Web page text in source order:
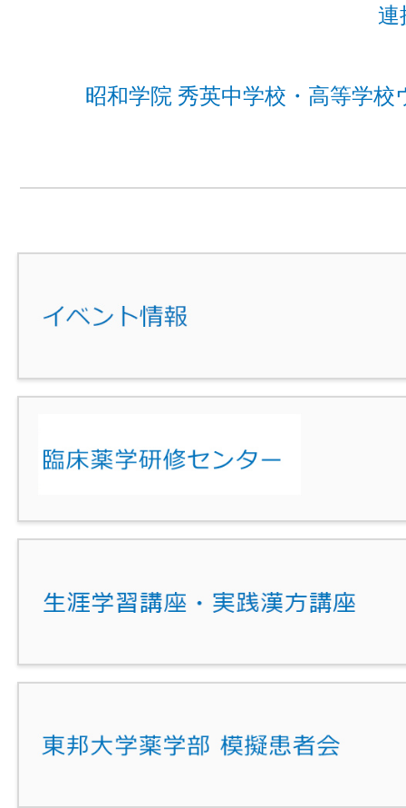
連
昭和学院 秀英中学校・高等学